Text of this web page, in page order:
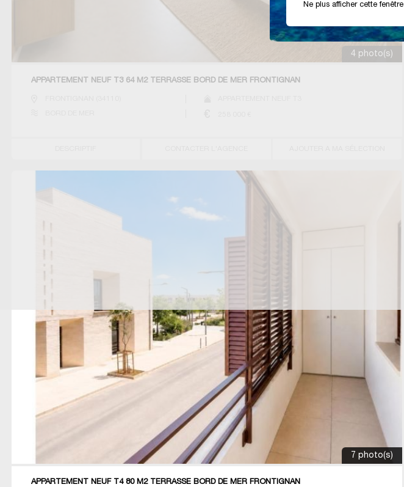
4 photo(s)
APPARTEMENT NEUF T3 64 M2 TERRASSE BORD DE MER FRONTIGNAN
7 photo(s)
APPARTEMENT NEUF T4 80 M2 TERRASSE BORD DE MER FRONTIGNAN
Ne plus afficher cette fenêtre